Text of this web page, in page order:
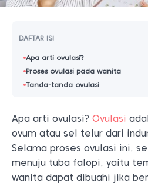
DAFTAR ISI
Apa arti ovulasi?
Proses ovulasi pada wanita
Tanda-tanda ovulasi
Apa arti ovulasi? Ovulasi
ovum atau sel telur dari
Selama proses ovulasi ini,
menuju tuba falopi, yaitu
wanita dapat dibuahi jika